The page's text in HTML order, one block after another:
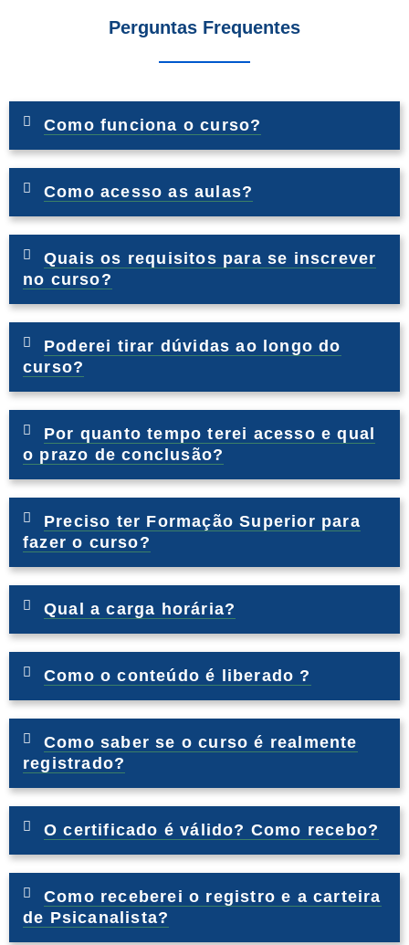
Perguntas Frequentes
Como funciona o curso?
Como acesso as aulas?
Quais os requisitos para se inscrever
no curso?
Poderei tirar dúvidas ao longo do
curso?
Por quanto tempo terei acesso e qual
o prazo de conclusão?
Preciso ter Formação Superior para
fazer o curso?
Qual a carga horária?
Como o conteúdo é liberado ?
Como saber se o curso é realmente
registrado?
O certificado é válido? Como recebo?
Como receberei o registro e a carteira
de Psicanalista?